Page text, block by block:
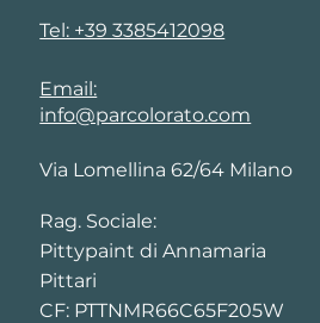
Tel: +39 3385412098
Email:
info@parcolorato.com
Via Lomellina 62/64 Milano
Rag. Sociale:
Pittypaint di Annamaria
Pittari
CF: PTTNMR66C65F205W